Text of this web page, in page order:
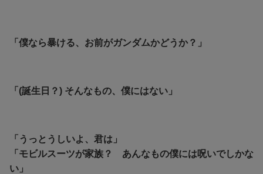
「僕なら暴ける、お前がガンダムかどうか？」
「(誕生日？) そんなもの、僕にはない」
「うっとうしいよ、君は」
「モビルスーツが家族？ あんなもの僕には呪いでしかな
い」